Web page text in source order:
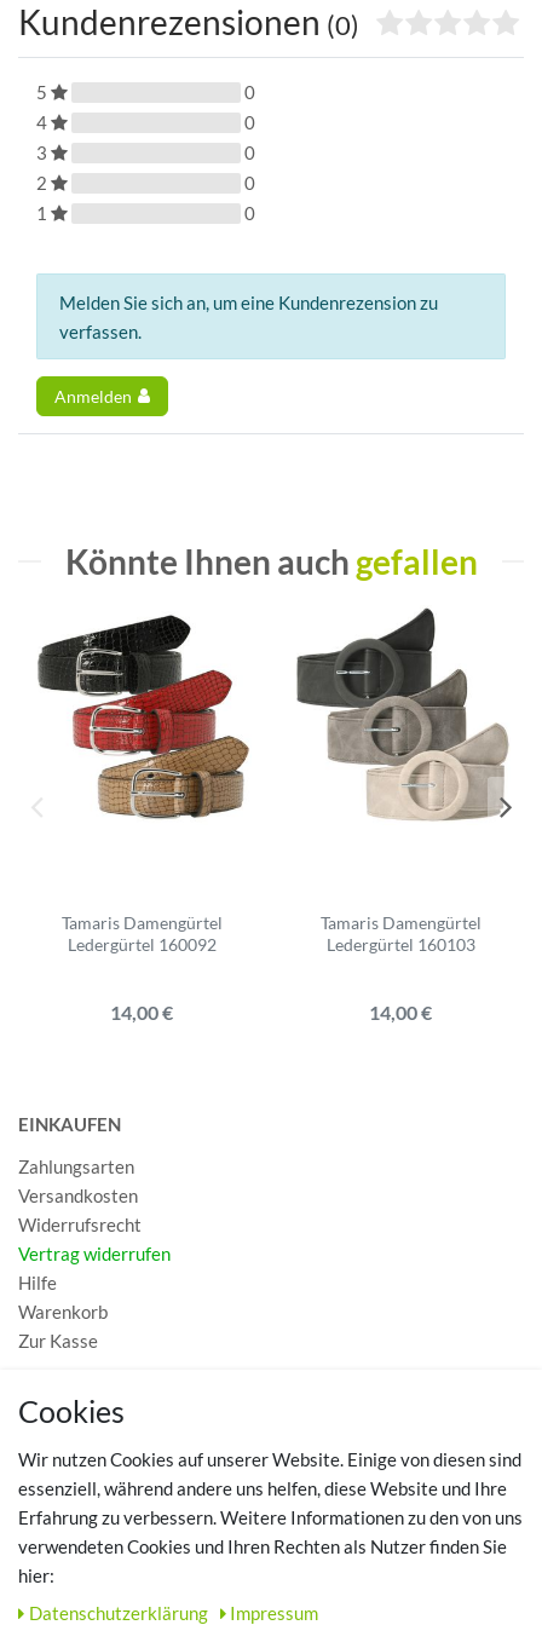
Kundenrezensionen (0)
5
0
4
0
3
0
2
0
1
0
Melden Sie sich an, um eine Kundenrezension zu
verfassen.
Anmelden
Könnte Ihnen auch gefallen
Tamaris Damengürtel
Ledergürtel 160092
14,00 €
Tamaris Damengürtel
Ledergürtel 160103
14,00 €
EINKAUFEN
Zahlungsarten
Versandkosten
Widerrufsrecht
Vertrag widerrufen
Hilfe
Warenkorb
Zur Kasse
MEIN KONTO
TOP SCHUHTHEMEN
Hausschuhe - Bequeme Schuhe für zuhause
Cookies
Wir nutzen Cookies auf unserer Website. Einige von diesen sind
essenziell, während andere uns helfen, diese Website und Ihre
Erfahrung zu verbessern. Weitere Informationen zu den von uns
verwendeten Cookies und Ihren Rechten als Nutzer finden Sie
hier:
Daten­schutz­erklärung
Impressum